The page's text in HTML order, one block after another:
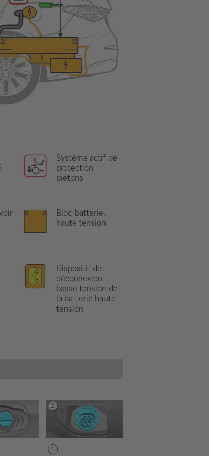
Système actif de
protection
piétons
Bloc-batterie,
haute tension
Dispositif de
déconnexion
basse tension de
la batterie haute
tension